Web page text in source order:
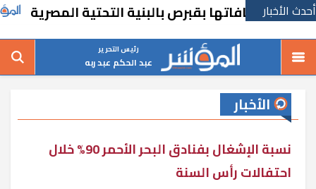
أحدث الأخباربقبرص بالبنية التحتية المصرية
رئيس التحرير
عبد الحكم عبد ربه
الأخبار
نسبة الإشغال بفنادق البحر الأحمر 90% خلال
احتفالات رأس السنة